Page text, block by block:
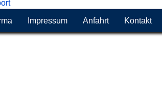
Impressum Anfahrt Kontakt